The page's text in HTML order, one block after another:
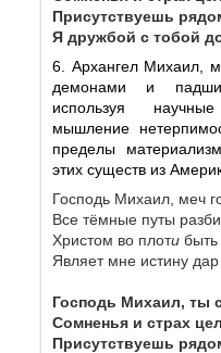
Присутствуешь
Я дружбой с тобой
6. Архангел Михаил,
демонами и
используя
мышление
пределы
этих существ из
Господь Михаил, меч
Все тёмные путы
Христом во плоти
Являет мне истину дар
Господь Михаил, ты
Сомненья и страх
Присутствуешь